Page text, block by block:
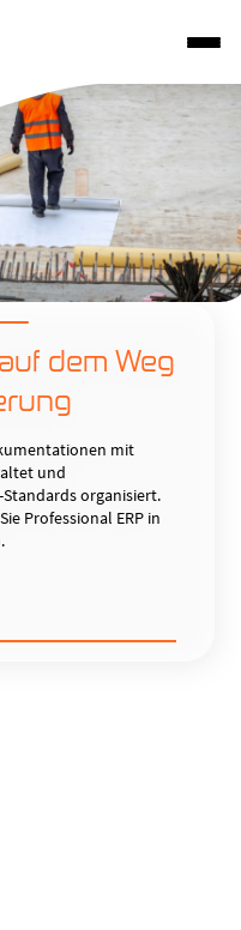
dem Weg
mit
und
organisiert.
Professional ERP in